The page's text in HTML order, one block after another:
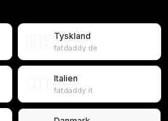
Tyskland
fatdaddy.de
Italien
fatdaddy.it